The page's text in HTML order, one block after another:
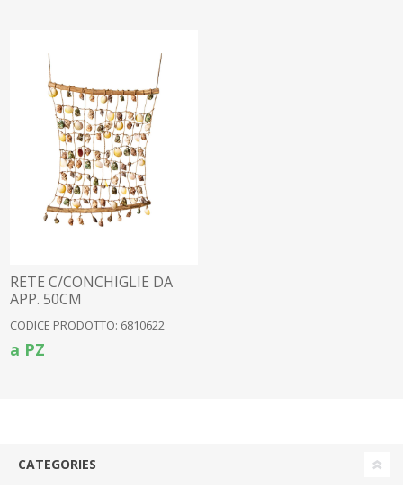
RETE C/CONCHIGLIE DA
APP. 50CM
CODICE PRODOTTO: 6810622
a PZ
CATEGORIES